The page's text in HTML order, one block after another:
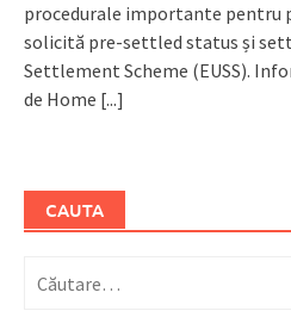
procedurale importante pentru
solicită pre-settled status și
Settlement Scheme (EUSS).
de Home [...]
CAUTA
după: